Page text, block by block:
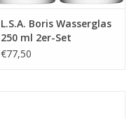
L.S.A. Boris Wasserglas
250 ml 2er-Set
€77,50